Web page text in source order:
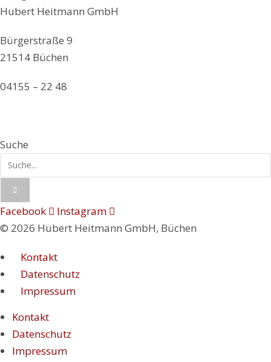
Hubert Heitmann GmbH
Bürgerstraße 9
21514 Büchen
04155 – 22 48
Suche
Facebook
Instagram
© 2026 Hubert Heitmann GmbH, Büchen
Kontakt
Datenschutz
Impressum
Kontakt
Datenschutz
Impressum